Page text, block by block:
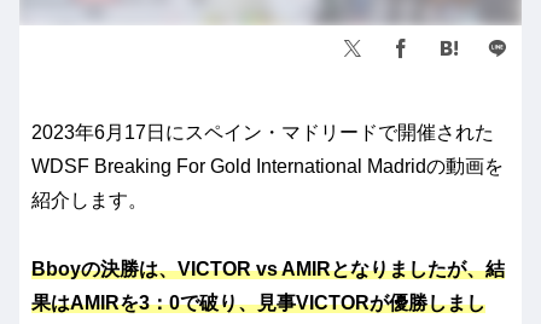
2023年6月17日にスペイン・マドリードで開催された
WDSF Breaking For Gold International Madridの動画を
紹介します。
Bboyの決勝は、VICTOR vs AMIRとなりましたが、結
果はAMIRを3：0で破り、見事VICTORが優勝しまし